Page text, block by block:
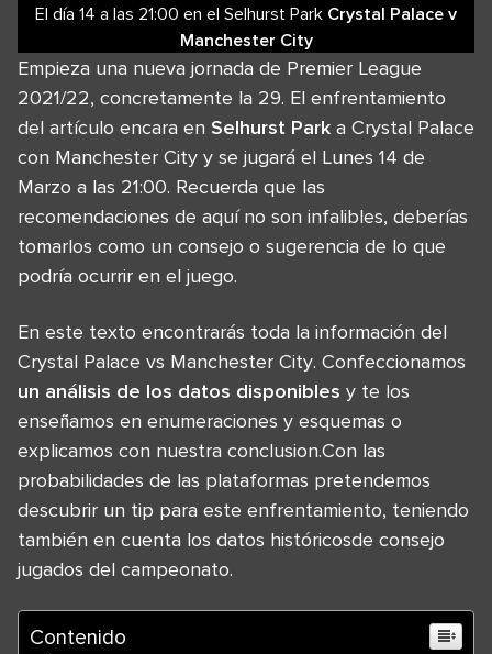
El día 14 a las 21:00 en el Selhurst Park Crystal Palace v
Manchester City
Empieza una nueva jornada de Premier League
2021/22, concretamente la 29. El enfrentamiento
del artículo encara en Selhurst Park a Crystal Palace
con Manchester City y se jugará el Lunes 14 de
Marzo a las 21:00. Recuerda que las
recomendaciones de aquí no son infalibles, deberías
tomarlos como un consejo o sugerencia de lo que
podría ocurrir en el juego.
En este texto encontrarás toda la información del
Crystal Palace vs Manchester City. Confeccionamos
un análisis de los datos disponibles y te los
enseñamos en enumeraciones y esquemas o
explicamos con nuestra conclusion.Con las
probabilidades de las plataformas pretendemos
descubrir un tip para este enfrentamiento, teniendo
también en cuenta los datos históricosde consejo
jugados del campeonato.
Contenido